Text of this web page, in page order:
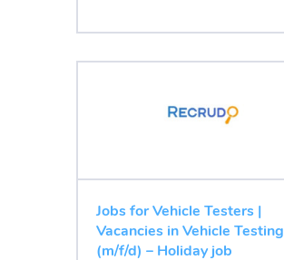
Jobs for Vehicle Testers |
Vacancies in Vehicle Testing
(m/f/d) – Holiday job